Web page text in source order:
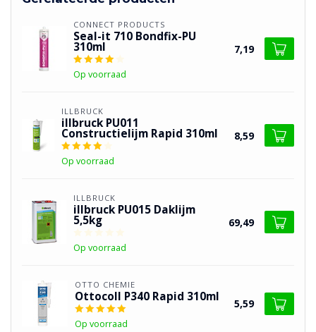
CONNECT PRODUCTS
Seal-it 710 Bondfix-PU
310ml
Op voorraad
7,19
ILLBRUCK
illbruck PU011
Constructielijm Rapid 310ml
Op voorraad
8,59
ILLBRUCK
illbruck PU015 Daklijm
5,5kg
Op voorraad
69,49
OTTO CHEMIE
Ottocoll P340 Rapid 310ml
Op voorraad
5,59